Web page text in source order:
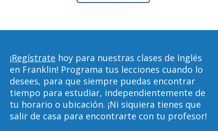
¡Regístrate hoy para nuestras clases de Inglés
en Franklin! Programa tus lecciones cuando lo
desees, para que siempre puedas encontrar
tiempo para estudiar, independientemente de
tu horario o ubicación. ¡Ni siquiera tienes que
salir de casa para encontrarte con tu profesor!